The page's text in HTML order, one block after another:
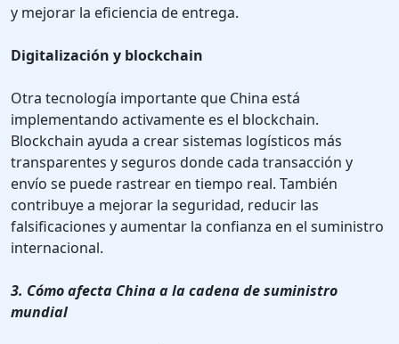
y mejorar la eficiencia de entrega.
Digitalización y blockchain
Otra tecnología importante que China está
implementando activamente es el blockchain.
Blockchain ayuda a crear sistemas logísticos más
transparentes y seguros donde cada transacción y
envío se puede rastrear en tiempo real. También
contribuye a mejorar la seguridad, reducir las
falsificaciones y aumentar la confianza en el suministro
internacional.
3. Cómo afecta China a la cadena de suministro
mundial